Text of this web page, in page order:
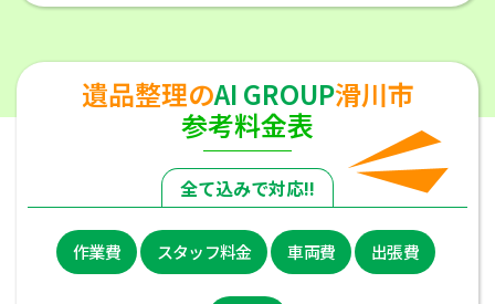
遺品整理のAI GROUP滑川市
参考料金表
全て込みで対応!!
作業費 スタッフ料金 車両費 出張費